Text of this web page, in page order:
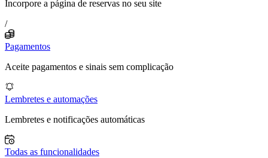
Incorpore a página de reservas no seu site
/
Pagamentos
Aceite pagamentos e sinais sem complicação
Lembretes e automações
Lembretes e notificações automáticas
Todas as funcionalidades